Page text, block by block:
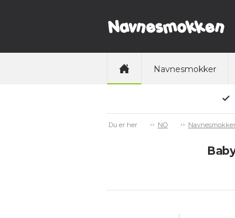
Navnesmokker
Du er her NO Navnesmokker